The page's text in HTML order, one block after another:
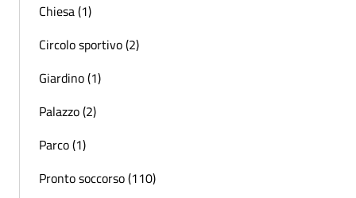
Chiesa (1)
Circolo sportivo (2)
Giardino (1)
Palazzo (2)
Parco (1)
Pronto soccorso (110)